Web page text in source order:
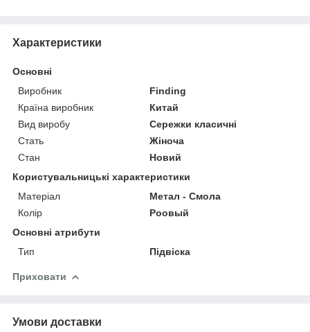
Характеристики
Основні
Виробник
Finding
Країна виробник
Китай
Вид виробу
Сережки класичні
Стать
Жіноча
Стан
Новий
Користувальницькі характеристики
Матеріал
Метал - Смола
Колір
Роовый
Основні атрибути
Тип
Підвіска
Приховати
Умови доставки